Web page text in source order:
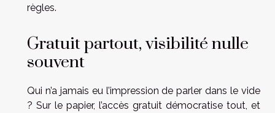
règles.
Gratuit partout, visibilité nulle
souvent
Qui n’a jamais eu l’impression de parler dans le vide
? Sur le papier, l’accès gratuit démocratise tout, et